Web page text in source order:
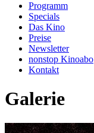
Programm
Specials
Das Kino
Preise
Newsletter
nonstop Kinoabo
Kontakt
Galerie